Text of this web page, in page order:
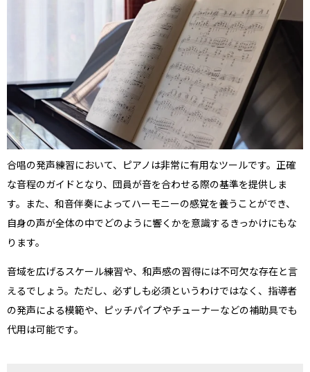
合唱の発声練習において、ピアノは非常に有用なツールです。正確
な音程のガイドとなり、団員が音を合わせる際の基準を提供しま
す。また、和音伴奏によってハーモニーの感覚を養うことができ、
自身の声が全体の中でどのように響くかを意識するきっかけにもな
ります。
音域を広げるスケール練習や、和声感の習得には不可欠な存在と言
えるでしょう。ただし、必ずしも必須というわけではなく、指導者
の発声による模範や、ピッチパイプやチューナーなどの補助具でも
代用は可能です。